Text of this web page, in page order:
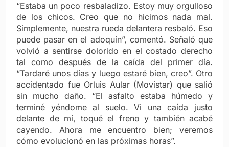
“Estaba un poco resbaladizo. Estoy muy orgulloso
de los chicos. Creo que no hicimos nada mal.
Simplemente, nuestra rueda delantera resbaló. Eso
puede pasar en el adoquín”, comentó. Señaló que
volvió a sentirse dolorido en el costado derecho
tal como después de la caída del primer día.
“Tardaré unos días y luego estaré bien, creo”. Otro
accidentado fue Orluis Aular (Movistar) que salió
sin mucho daño. “El asfalto estaba húmedo y
terminé yéndome al suelo. Vi una caída justo
delante de mí, toqué el freno y también acabé
cayendo. Ahora me encuentro bien; veremos
cómo evolucionó en las próximas horas”.